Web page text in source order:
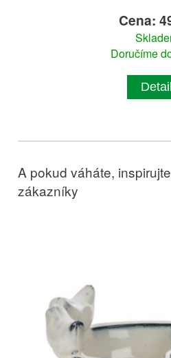
Cena:
Doručíme
Detail
A pokud váháte,
zákazníky